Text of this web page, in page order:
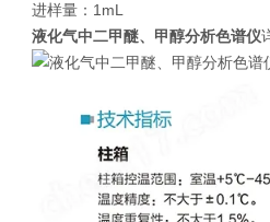
进样量：1mL
液化气中二甲醚、甲醇分析色谱仪